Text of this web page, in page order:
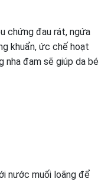
chứng đau rát, ngứa
khuẩn, ức chế hoạt
nha đam sẽ giúp da bé
nước muối loãng để